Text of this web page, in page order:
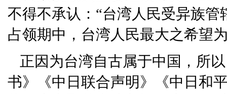
不得不承认：“台湾人民受异族
占领期中，台湾人民最大之希望
正因为台湾自古属于中国，所
书》《中日联合声明》《中日和